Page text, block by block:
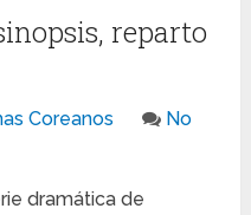
reparto
Coreanos
No
dramática de